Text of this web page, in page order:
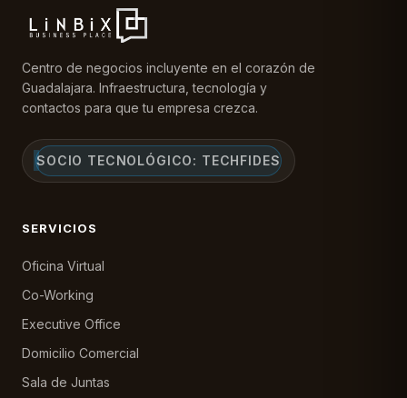
Centro de negocios incluyente en el corazón de
Guadalajara. Infraestructura, tecnología y
contactos para que tu empresa crezca.
SOCIO TECNOLÓGICO: TECHFIDES
SERVICIOS
Oficina Virtual
Co-Working
Executive Office
Domicilio Comercial
Sala de Juntas